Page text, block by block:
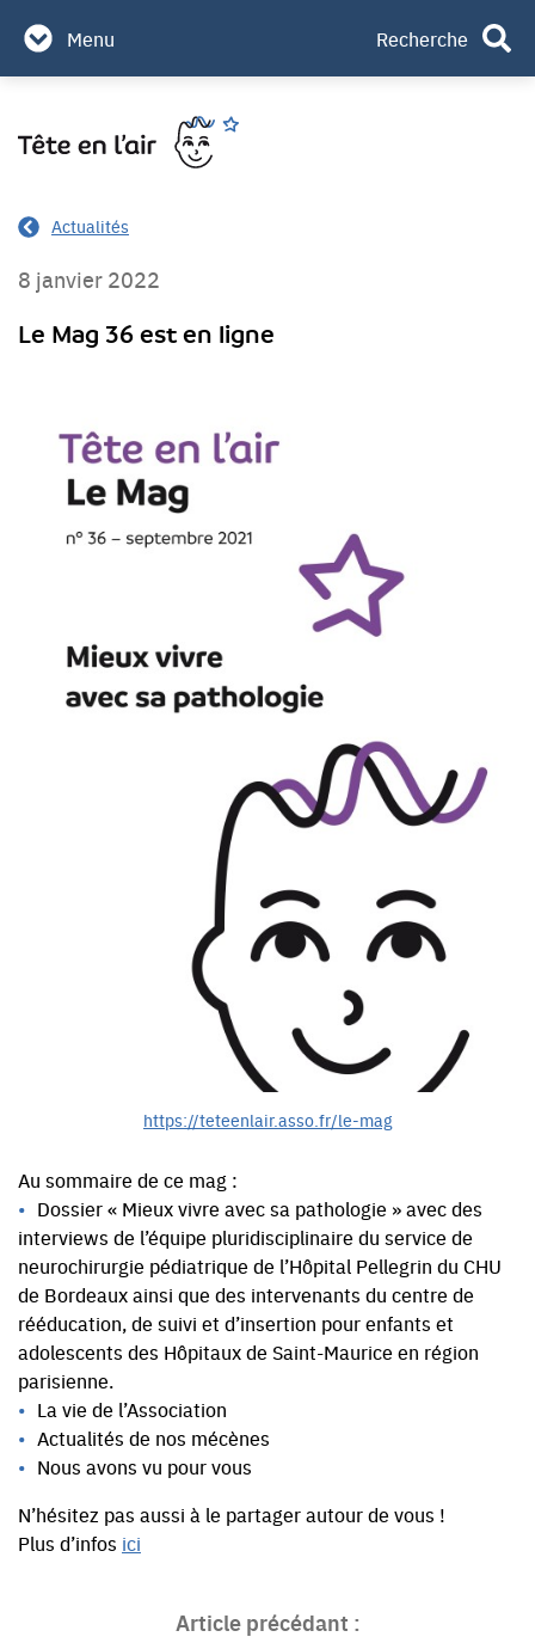
contenu
Menu Recherche
Contact
Actualités
8 janvier 2022
Le Mag 36 est en ligne
https://teteenlair.asso.fr/le-mag
Au sommaire de ce mag :
Dossier « Mieux vivre avec sa pathologie » avec des
interviews de l’équipe pluridisciplinaire du service de
neurochirurgie pédiatrique de l’Hôpital Pellegrin du CHU
de Bordeaux ainsi que des intervenants du centre de
rééducation, de suivi et d’insertion pour enfants et
adolescents des Hôpitaux de Saint-Maurice en région
parisienne.
La vie de l’Association
Actualités de nos mécènes
Nous avons vu pour vous
N’hésitez pas aussi à le partager autour de vous !
Plus d’infos ici
Article précédant :